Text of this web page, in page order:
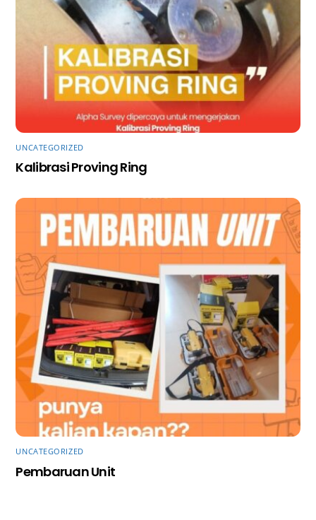
UNCATEGORIZED
Kalibrasi Proving Ring
UNCATEGORIZED
Pembaruan Unit